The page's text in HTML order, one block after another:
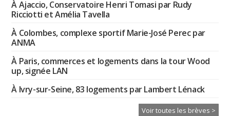
À Ajaccio, Conservatoire Henri Tomasi par Rudy
Ricciotti et Amélia Tavella
À Colombes, complexe sportif Marie-José Perec par
ANMA
À Paris, commerces et logements dans la tour Wood
up, signée LAN
À Ivry-sur-Seine, 83 logements par Lambert Lénack
Voir toutes les brèves >